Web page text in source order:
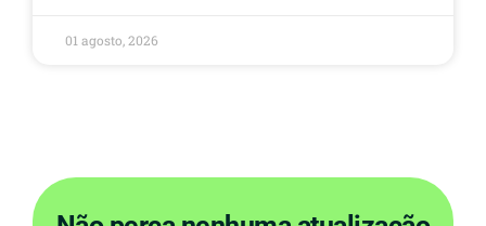
01 agosto, 2026